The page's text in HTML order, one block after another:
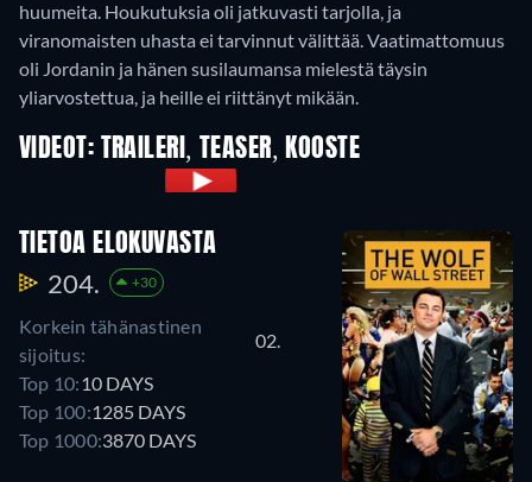
huumeita. Houkutuksia oli jatkuvasti tarjolla, ja
viranomaisten uhasta ei tarvinnut välittää. Vaatimattomuus
oli Jordanin ja hänen susilaumansa mielestä täysin
yliarvostettua, ja heille ei riittänyt mikään.
VIDEOT: TRAILERI, TEASER, KOOSTE
TIETOA ELOKUVASTA
204. +30
Korkein tähänastinen
sijoitus:
02.
Top 10: 10 DAYS
Top 100:1285 DAYS
Top 1000:3870 DAYS